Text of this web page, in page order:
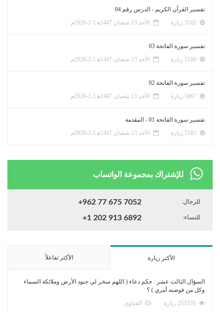
تفسير القرآن الكريم - الدرس رقم 04
الأحد 13 شعبان 1447ﻫ 1-2-2026م
تفسير سورة الفاتحة 03
الأحد 13 شعبان 1447ﻫ 1-2-2026م
تفسير سورة الفاتحة 02
الأحد 13 شعبان 1447ﻫ 1-2-2026م
تفسير سورة الفاتحة 01 - المقدمة
الأحد 13 شعبان 1447ﻫ 1-2-2026م
للإشتراك بمجموعة الواتساب
للرجال: +962 77 675 7052
للنساء: +1 202 913 6892
الأكثر زيارة الأكثر تفاعلاً
السؤال الثالث عشر : حكم دعاء ( اللهم سخر لي جنود الأرض وملائكة السماء
وكل من فوضته أمري ) ؟
الفتاوى